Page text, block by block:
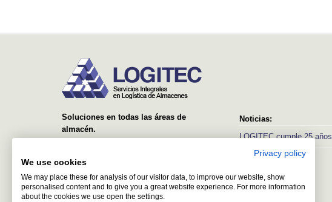
Soluciones en todas las áreas de
almacén.
estanterías, hasta sistemas avanzados con
gestión.
Noticias:
LOGITEC cumple 25 años
Ver más
Privacy policy
We use cookies
We may place these for analysis of our visitor data, to improve our website, show
personalised content and to give you a great website experience. For more information
about the cookies we use open the settings.